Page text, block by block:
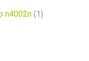
n4002n (1)